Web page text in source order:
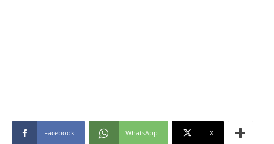
Facebook WhatsApp X